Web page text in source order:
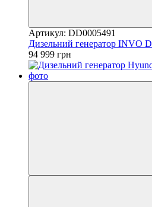
Артикул: DD0005491
Дизельний генератор INVO
94 999 грн